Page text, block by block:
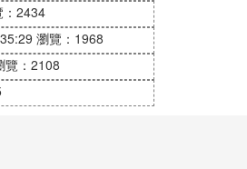
：2434
瀏覽：1968
覽：2108